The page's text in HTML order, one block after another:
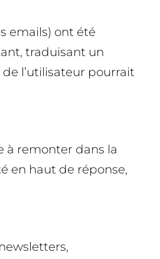
emails) ont été
traduisant un
l’utilisateur pourrait
à remonter dans la
en haut de réponse,